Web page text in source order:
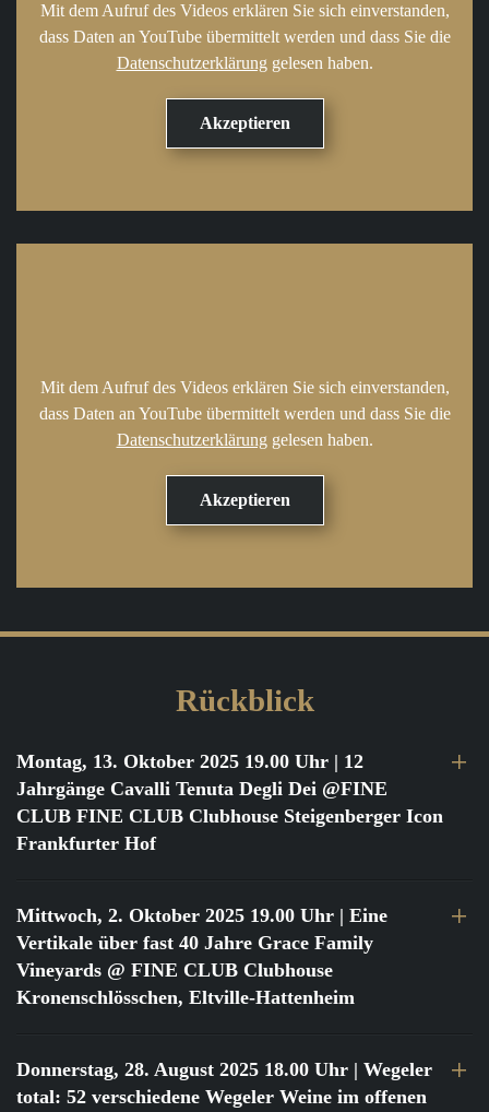
Mit dem Aufruf des Videos erklären Sie sich einverstanden,
dass Daten an YouTube übermittelt werden und dass Sie die
Datenschutzerklärung gelesen haben.
Mit dem Aufruf des Videos erklären Sie sich einverstanden,
dass Daten an YouTube übermittelt werden und dass Sie die
Datenschutzerklärung gelesen haben.
Rückblick
Montag, 13. Oktober 2025 19.00 Uhr | 12
Jahrgänge Cavalli Tenuta Degli Dei @FINE
CLUB FINE CLUB Clubhouse Steigenberger Icon
Frankfurter Hof
Mittwoch, 2. Oktober 2025 19.00 Uhr | Eine
Vertikale über fast 40 Jahre Grace Family
Vineyards @ FINE CLUB Clubhouse
Kronenschlösschen, Eltville-Hattenheim
Donnerstag, 28. August 2025 18.00 Uhr | Wegeler
total: 52 verschiedene Wegeler Weine im offenen